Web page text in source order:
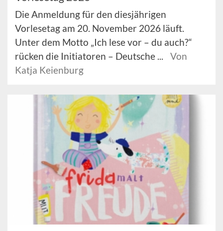
Die Anmeldung für den diesjährigen
Vorlesetag am 20. November 2026 läuft.
Unter dem Motto „Ich lese vor – du auch?“
rücken die Initiatoren – Deutsche ...
Von
Katja Keienburg